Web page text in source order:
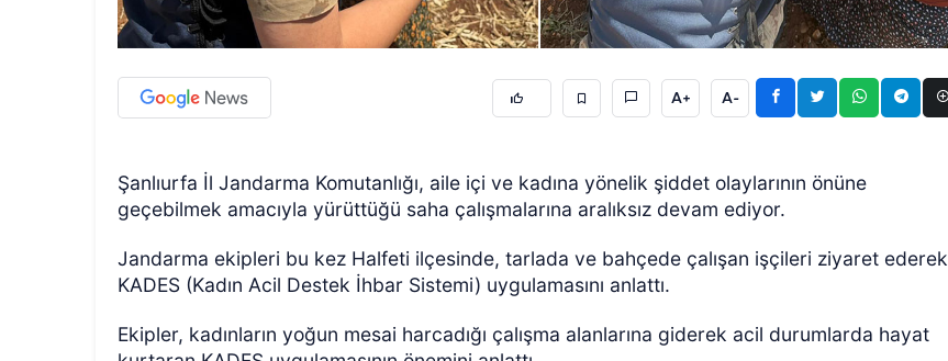
A+ A-
Şanlıurfa İl Jandarma Komutanlığı, aile içi ve kadına yönelik şiddet olaylarının önüne
geçebilmek amacıyla yürüttüğü saha çalışmalarına aralıksız devam ediyor.
Jandarma ekipleri bu kez Halfeti ilçesinde, tarlada ve bahçede çalışan işçileri ziyaret ederek
KADES (Kadın Acil Destek İhbar Sistemi) uygulamasını anlattı.
Ekipler, kadınların yoğun mesai harcadığı çalışma alanlarına giderek acil durumlarda hayat
ÖZEL HABER